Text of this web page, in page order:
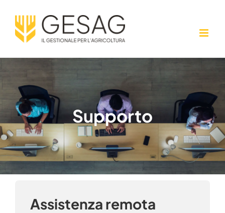
contenuto
Supporto
Assistenza remota